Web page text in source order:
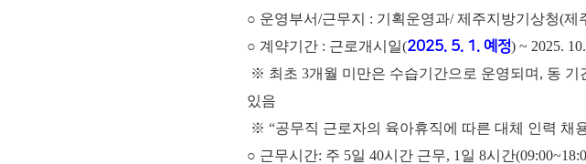
○ 운영부서/근무지 : 기획운영과/ 제주지방기상청(제
○ 계약기간 : 근로개시일(2025. 5. 1. 예정) ~ 2025.
※ 최초 3개월 미만은 수습기간으로 운영되며, 동
있음
※ “공무직 근로자의 육아휴직에 따른 대체 인력 채
○ 근무시간: 주 5일 40시간 근무, 1일 8시간